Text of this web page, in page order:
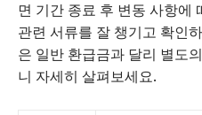
면 기간 종료 후 변동 사항에
관련 서류를 잘 챙기고 확인
은 일반 환급금과 달리 별도
니 자세히 살펴보세요.